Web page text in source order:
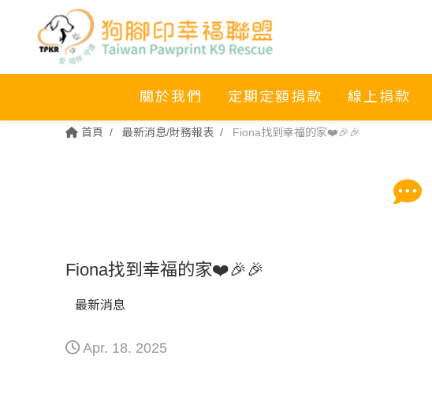
關於我們 定期定額捐款 線上捐款
首頁 最新消息/財務報表 Fiona找到幸福的家❤️🎉🎉
Fiona找到幸福的家❤️🎉🎉
最新消息
Apr. 18. 2025